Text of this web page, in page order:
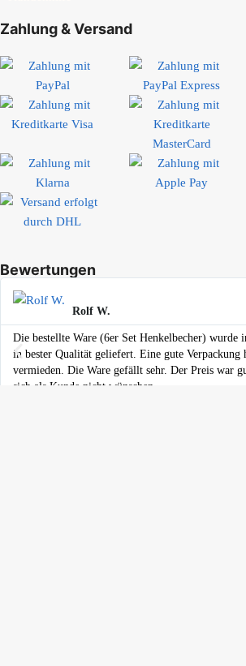
Zahlung & Versand
Bewertungen
Rolf W.
Die bestellte Ware (6er Set Henkelbecher) wurde
in bester Qualität geliefert. Eine gute Verpackung
vermieden. Die Ware gefällt sehr. Der Preis war
sich als Kunde nicht wünschen.